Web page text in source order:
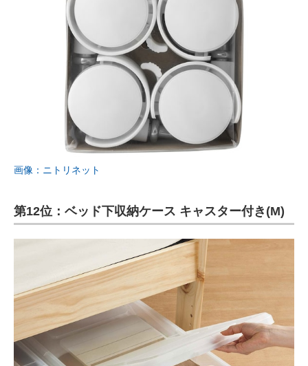
画像：ニトリネット
第12位：ベッド下収納ケース キャスター付き(M)